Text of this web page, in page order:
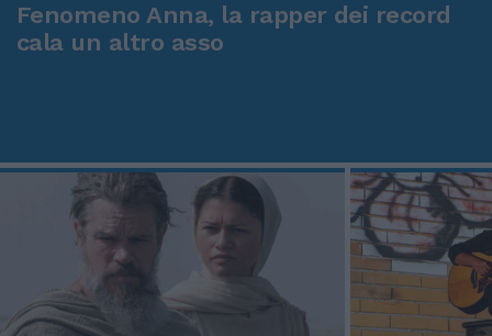
Fenomeno Anna, la rapper dei record
cala un altro asso